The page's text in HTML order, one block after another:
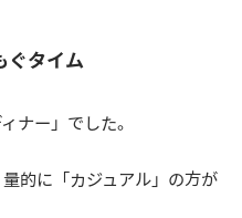
ぐタイム
ナー」でした。
的に「カジュアル」の方が